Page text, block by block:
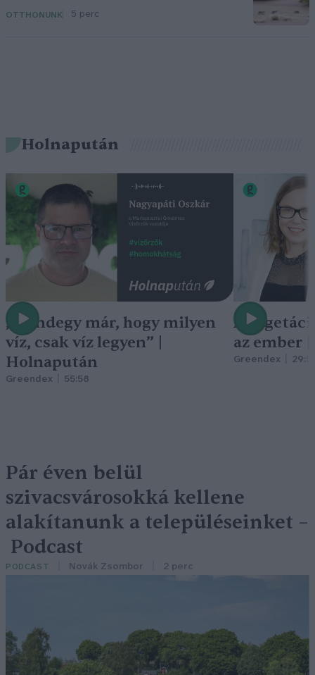
OTTHONUNK 5 perc
Holnapután
„Mindegy már, hogy milyen
víz, csak víz legyen” |
Holnapután
Greendex 55:58
A
az ember
Greendex
Pár éven belül
szivacsvárosokká kellene
alakítanunk a településeinket –
Podcast
PODCAST Novák Zsombor 2 perc